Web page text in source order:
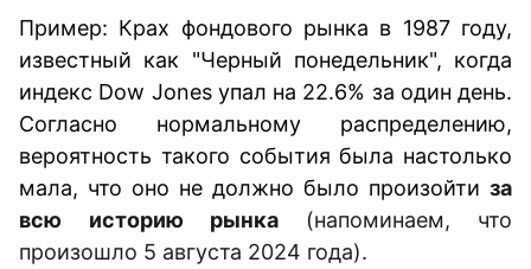
Пример: Крах фондового рынка в 1987 году,
известный как "Черный понедельник", когда
индекс Dow Jones упал на 22.6% за один день.
Согласно нормальному распределению,
вероятность такого события была настолько
мала, что оно не должно было произойти за
всю историю рынка
(напоминаем, что
произошло 5 августа 2024 года).